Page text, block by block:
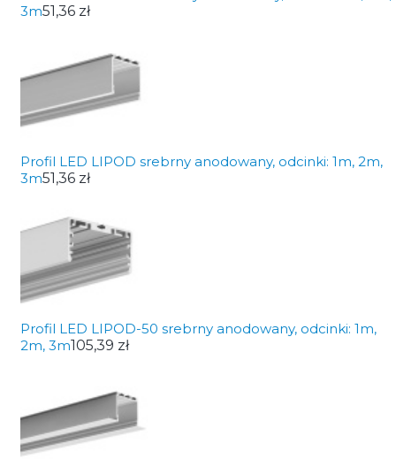
3m51,36 zł
Profil LED LIPOD srebrny anodowany, odcinki: 1m, 2m,
3m51,36 zł
Profil LED LIPOD-50 srebrny anodowany, odcinki: 1m,
2m, 3m105,39 zł